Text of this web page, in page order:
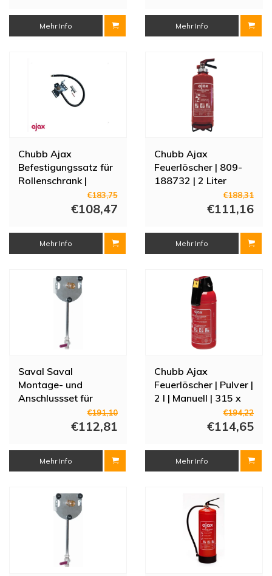
Mehr Info Mehr Info
Chubb Ajax
Befestigungssatz für
Rollenschrank |
€183,75
€108,47
Mehr Info
Chubb Ajax
Feuerlöscher | 809-
188732 | 2 Liter
€188,31
€111,16
Mehr Info
Saval Saval
Montage- und
Anschlussset für
Feuerwehrschlauchhaspel
– Messing mit
Klemme 22 mm)
€191,10
€112,81
Mehr Info
Chubb Ajax
Feuerlöscher | Pulver |
2 l | Manuell | 315 x
110 mm | Klasse€194,22
€114,65
Mehr Info